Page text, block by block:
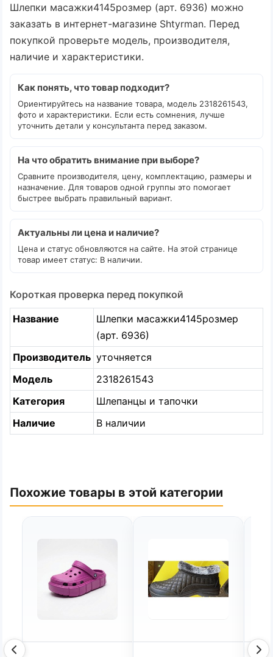
Шлепки масажки4145розмер (арт. 6936) можно
заказать в интернет-магазине Shtyrman. Перед
покупкой проверьте модель, производителя,
наличие и характеристики.
Как понять, что товар подходит?
Ориентируйтесь на название товара, модель 2318261543,
фото и характеристики. Если есть сомнения, лучше
уточнить детали у консультанта перед заказом.
На что обратить внимание при выборе?
Сравните производителя, цену, комплектацию, размеры и
назначение. Для товаров одной группы это помогает
быстрее выбрать правильный вариант.
Актуальны ли цена и наличие?
Цена и статус обновляются на сайте. На этой странице
товар имеет статус: В наличии.
Короткая проверка перед покупкой
Название
Шлепки масажки4145розмер
(арт. 6936)
Производитель уточняется
Модель
2318261543
Категория
Шлепанцы и тапочки
Наличие
В наличии
Похожие товары в этой категории